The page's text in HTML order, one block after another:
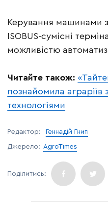
Керування машинами
ISOBUS-сумісні
можливістю
Читайте також:
познайомила аграріїв
технологіями
Редактор: Геннадій Гнип
Джерело: AgroTimes